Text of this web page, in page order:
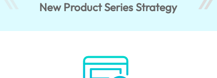
New Product Series Strategy